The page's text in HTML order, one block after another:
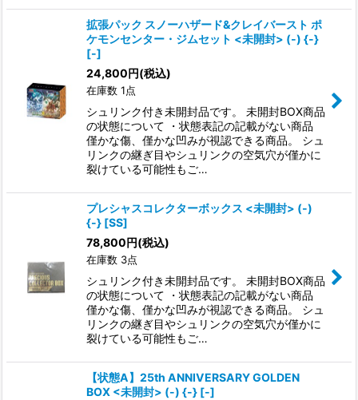
拡張パック スノーハザード&クレイバースト ポ
ケモンセンター・ジムセット <未開封> (-) {-}
[-]
24,800円(税込)
在庫数 1点
シュリンク付き未開封品です。 未開封BOX商品
の状態について ・状態表記の記載がない商品
僅かな傷、僅かな凹みが視認できる商品。 シュ
リンクの継ぎ目やシュリンクの空気穴が僅かに
裂けている可能性もご…
プレシャスコレクターボックス <未開封> (-)
{-} [SS]
78,800円(税込)
在庫数 3点
シュリンク付き未開封品です。 未開封BOX商品
の状態について ・状態表記の記載がない商品
僅かな傷、僅かな凹みが視認できる商品。 シュ
リンクの継ぎ目やシュリンクの空気穴が僅かに
裂けている可能性もご…
【状態A】25th ANNIVERSARY GOLDEN
BOX <未開封> (-) {-} [-]